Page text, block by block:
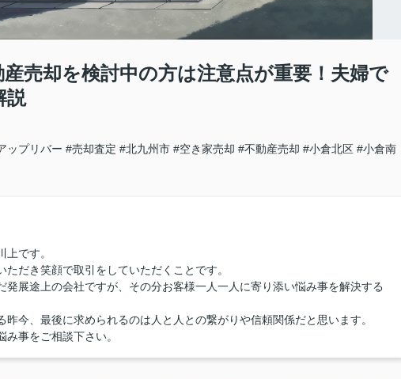
産売却を検討中の方は注意点が重要！夫婦で
説
ップリバー #売却査定 #北九州市 #空き家売却 #不動産売却 #小倉北区 #小倉南
です。
だき笑顔で取引をしていただくことです。
発展途上の会社ですが、その分お客様一人一人に寄り添い悩み事を解決する
昨今、最後に求められるのは人と人との繋がりや信頼関係だと思います。
事をご相談下さい。